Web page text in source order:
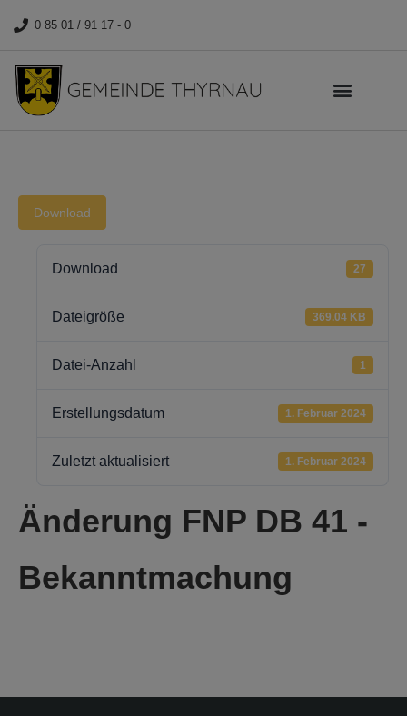
0 85 01 / 91 17 - 0
Download
Download 27
Dateigröße 369.04 KB
Datei-Anzahl 1
Erstellungsdatum 1. Februar 2024
Zuletzt aktualisiert 1. Februar 2024
Änderung FNP DB 41 -
Bekanntmachung